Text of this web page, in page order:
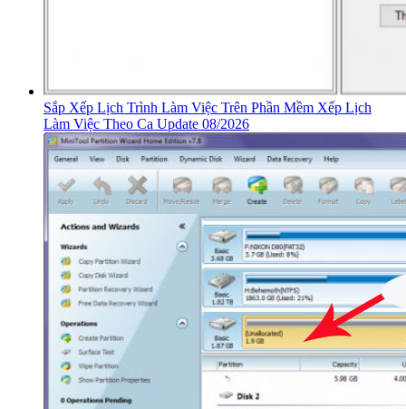
Sắp Xếp Lịch Trình Làm Việc Trên Phần Mềm Xếp Lịch
Làm Việc Theo Ca Update 08/2026